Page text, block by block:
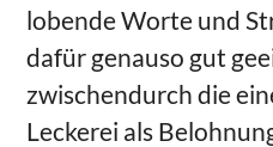
lobende Worte und
dafür genauso gut
zwischendurch die
Leckerei als